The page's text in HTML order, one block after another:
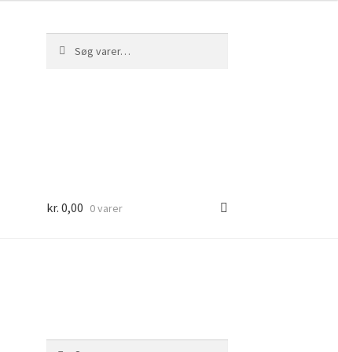
efter:
kr. 0,00 0 varer